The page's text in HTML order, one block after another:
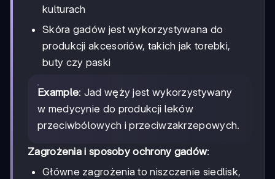
kulturach
Skóra gadów jest wykorzystywana do
produkcji akcesoriów, takich jak torebki,
buty czy paski
Example: Jad węży jest wykorzystywany
w medycynie do produkcji leków
przeciwbólowych i przeciwzakrzepowych.
Zagrożenia i sposoby ochrony gadów:
Główne zagrożenia to niszczenie siedlisk,